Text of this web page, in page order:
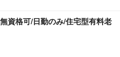
資格可/日勤のみ/住宅型有料老